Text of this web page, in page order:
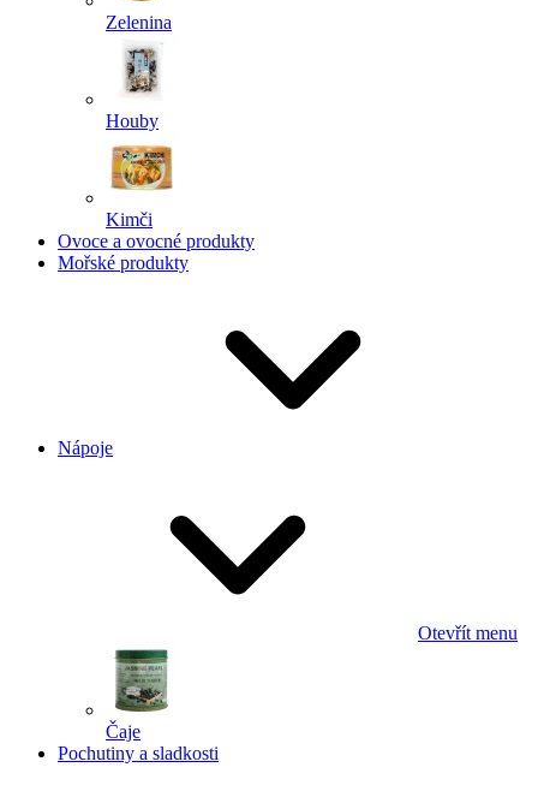
Zelenina
Houby
Kimči
Ovoce a ovocné produkty
Mořské produkty
Nápoje
Otevřít menu
Čaje
Pochutiny a sladkosti